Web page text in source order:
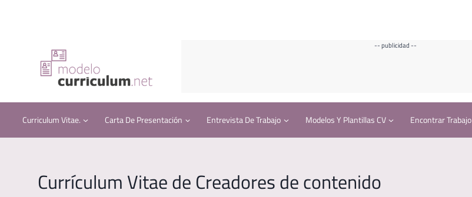
-- publicidad --
Curriculum Vitae. Carta De Presentación Entrevista De Trabajo Modelos Y Plantillas CV Encontrar Trabajo
Currículum Vitae de Creadores de contenido